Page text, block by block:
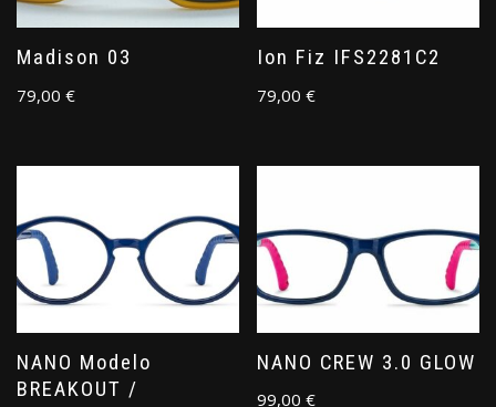
Madison 03
79,00 €
Ion Fiz IFS2281C2
79,00€
NANO Modelo
BREAKOUT /
NANO CREW 3.0 GLOW
99,00€